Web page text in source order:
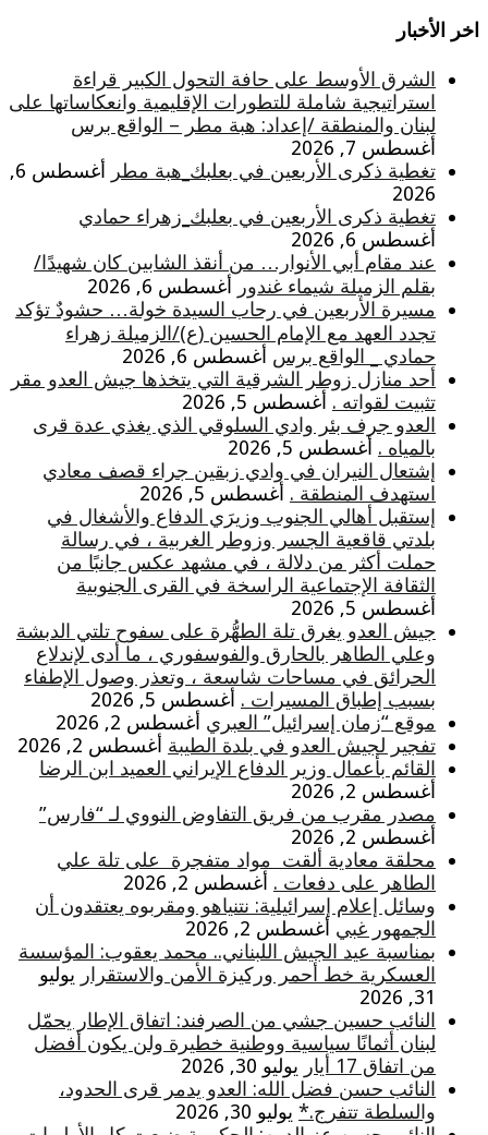
اخر الأخبار
الشرق الأوسط على حافة التحول الكبير قراءة
استراتيجية شاملة للتطورات الإقليمية وانعكاساتها على
لبنان والمنطقة /إعداد: هبة مطر – الواقع برس
أغسطس 7, 2026
تغطية ذكرى الأربعين في بعلبك_هبة مطر
أغسطس 6,
2026
تغطية ذكرى الأربعين في بعلبك_زهراء حمادي
أغسطس 6, 2026
عند مقام أبي الأنوار… من أنقذ الشابين كان شهيدًا/
بقلم الزميلة شيماء غندور أغسطس 6, 2026
مسيرة الأربعين في رحاب السيدة خولة… حشودٌ تؤكد
تجدد العهد مع الإمام الحسين (ع)/الزميلة زهراء
حمادي _ الواقع برس أغسطس 6, 2026
أحد منازل زوطر الشرقية التي يتخذها جيش العدو مقر
تثبيت لقواته . أغسطس 5, 2026
العدو جرف بئر وادي السلوقي الذي يغذي عدة قرى
بالمياه . أغسطس 5, 2026
إشتعال النيران في وادي زبقين جراء قصف معادي
استهدف المنطقة . أغسطس 5, 2026
إستقبل أهالي الجنوب وزيرَي الدفاع والأشغال في
بلدتي قاقعية الجسر وزوطر الغربية ، في رسالة
حملت أكثر من دلالة ، في مشهد عكس جانبًا من
الثقافة الإجتماعية الراسخة في القرى الجنوبية
أغسطس 5, 2026
جيش العدو يغرق تلة الطهُّرة على سفوح تلتي الدبشة
وعلي الطاهر بالحارق والفوسفوري ، ما أدى لإندلاع
الحرائق في مساحات شاسعة ، وتعذر وصول الإطفاء
بسبب إطباق المسيرات . أغسطس 5, 2026
موقع “زمان إسرائيل” العبري أغسطس 2, 2026
تفجير لجيش العدو في بلدة الطيبة أغسطس 2, 2026
القائم بأعمال وزير الدفاع الإيراني العميد ابن الرضا
أغسطس 2, 2026
مصدر مقرب من فريق التفاوض النووي لـ “فارس”
أغسطس 2, 2026
محلقة معادية ألقت مواد متفجرة على تلة علي
الطاهر على دفعات . أغسطس 2, 2026
وسائل إعلام إسرائيلية: نتنياهو ومقربوه يعتقدون أن
الجمهور غبي أغسطس 2, 2026
بمناسبة عيد الجيش اللبناني.. محمد يعقوب: المؤسسة
العسكرية خط أحمر وركيزة الأمن والاستقرار يوليو
31, 2026
النائب حسين جشي من الصرفند: اتفاق الإطار يحمّل
لبنان أثمانًا سياسية ووطنية خطيرة ولن يكون أفضل
من اتفاق 17 أيار
يوليو 30, 2026
النائب حسن فضل الله: العدو يدمر قرى الحدود،
والسلطة تتفرج.* يوليو 30, 2026